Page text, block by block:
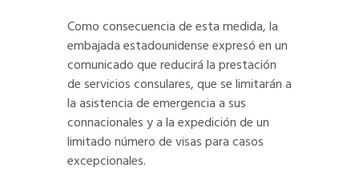
Como consecuencia de esta medida, la
embajada estadounidense expresó en un
comunicado que reducirá la prestación
de servicios consulares, que se limitarán a
la asistencia de emergencia a sus
connacionales y a la expedición de un
limitado número de visas para casos
excepcionales.